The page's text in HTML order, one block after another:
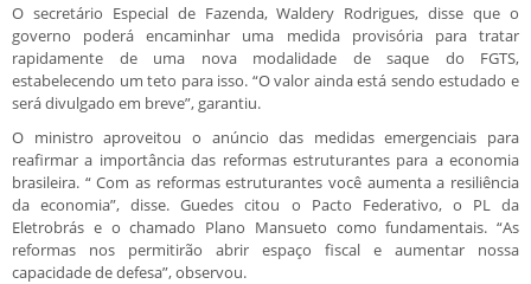
O secretário Especial de Fazenda, Waldery Rodrigues, disse que o
governo poderá encaminhar uma medida provisória para tratar
rapidamente de uma nova modalidade de saque do FGTS,
estabelecendo um teto para isso. “O valor ainda está sendo estudado e
será divulgado em breve”, garantiu.
O ministro aproveitou o anúncio das medidas emergenciais para
reafirmar a importância das reformas estruturantes para a economia
brasileira. “ Com as reformas estruturantes você aumenta a resiliência
da economia”, disse. Guedes citou o Pacto Federativo, o PL da
Eletrobrás e o chamado Plano Mansueto como fundamentais. “As
reformas nos permitirão abrir espaço fiscal e aumentar nossa
capacidade de defesa”, observou.